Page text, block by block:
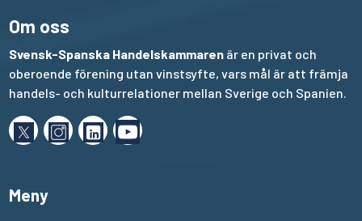
Om oss
Svensk-Spanska Handelskammaren är en privat och
oberoende förening utan vinstsyfte, vars mål är att främja
handels- och kulturrelationer mellan Sverige och Spanien.
Meny